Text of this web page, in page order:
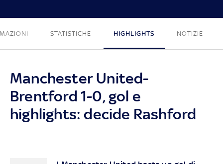
STATISTICHE HIGHLIGHTS NOTIZIE
Manchester United-
Brentford 1-0, gol e
highlights: decide Rashford